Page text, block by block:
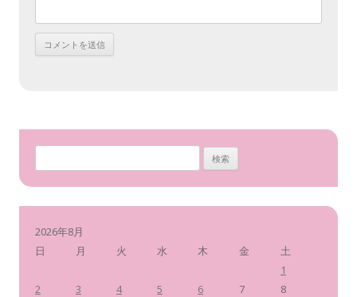
索
2026年8月
日
月 火 水 木 金 土
1
2
3 4 5 6 7
8